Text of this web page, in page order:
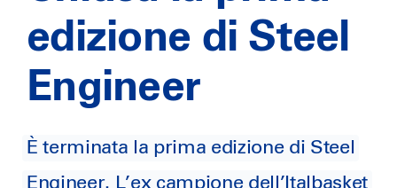
edizione di Steel
Engineer
È terminata la prima edizione di Steel
Engineer. L’ex campione dell’Italbasket